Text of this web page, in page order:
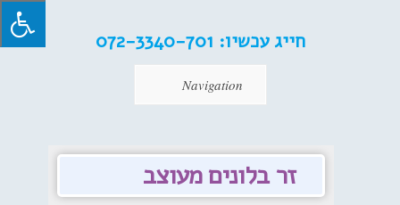
חייג עכשיו:
Navigation
זר בלונים מעוצב